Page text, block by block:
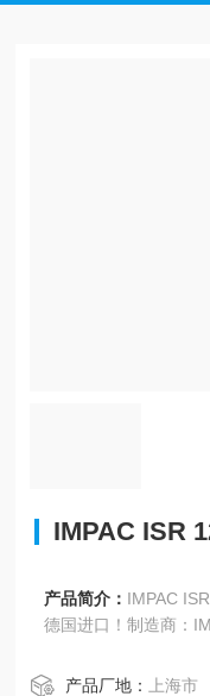
IMPAC ISR
产品简介： IMPAC
德国进口！制造商：
产品厂地： 上海市